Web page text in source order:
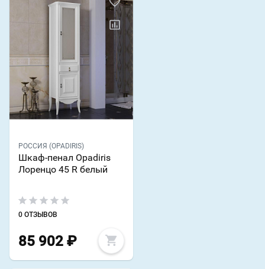
РОССИЯ (OPADIRIS)
Шкаф-пенал Opadiris
Лоренцо 45 R белый
0 ОТЗЫВОВ
85 902 ₽